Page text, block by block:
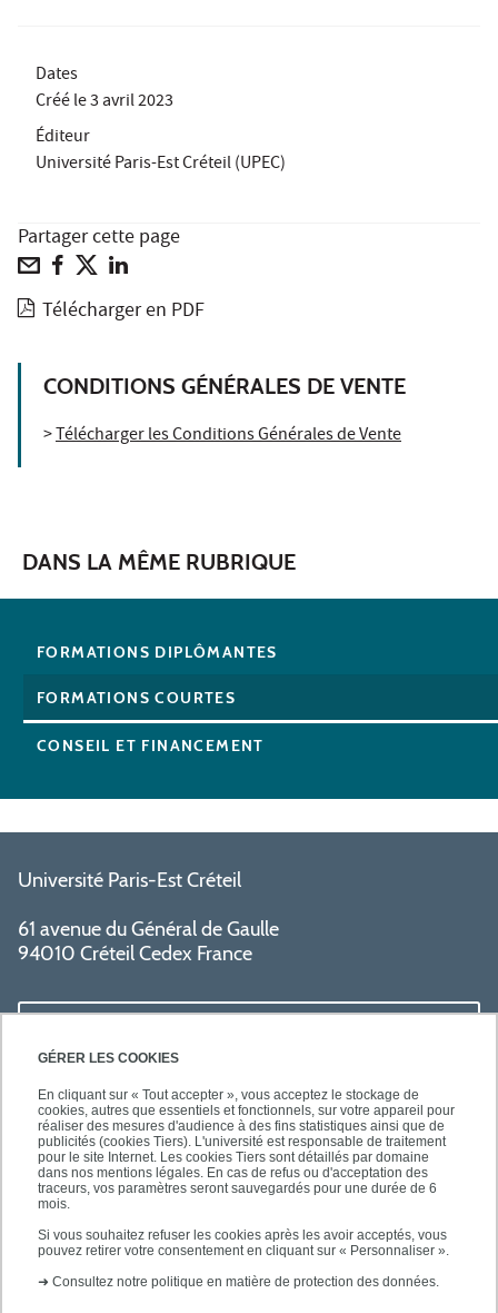
GÉRER LES COOKIES
En cliquant sur « Tout accepter », vous acceptez le stockage de
cookies, autres que essentiels et fonctionnels, sur votre appareil pour
réaliser des mesures d'audience à des fins statistiques ainsi que de
publicités (cookies Tiers). L'université est responsable de traitement
pour le site Internet. Les cookies Tiers sont détaillés par domaine
dans nos mentions légales. En cas de refus ou d'acceptation des
traceurs, vos paramètres seront sauvegardés pour une durée de 6
mois.
Si vous souhaitez refuser les cookies après les avoir acceptés, vous
pouvez retirer votre consentement en cliquant sur « Personnaliser ».
➜ Consultez notre politique en matière de protection des données.
Dates
Créé le3 avril 2023
Éditeur
Université Paris-Est Créteil (UPEC)
Partager cette page
Télécharger en PDF
CONDITIONS GÉNÉRALES DE VENTE
>Télécharger les Conditions Générales de Vente
DANS LA MÊME RUBRIQUE
FORMATIONS DIPLÔMANTES
FORMATIONS COURTES
CONSEIL ET FINANCEMENT
Université Paris-Est Créteil
61 avenue du Général de Gaulle
94010 Créteil Cedex France
SUIVEZ-NOUS